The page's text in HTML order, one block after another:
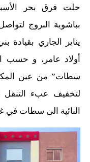
حلت فرق بحر
يناير الجاري بقيادة
أولاد عامر، و حسب
سطات” من عين
لتخفيف عبء التنقل
النائية الى سطات في